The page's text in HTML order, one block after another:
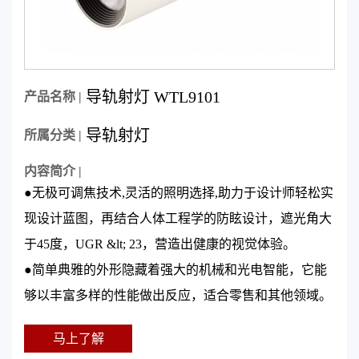
产品名称 | 导轨射灯 WTL9101
所属分类 | 导轨射灯
内容简介 |
●无极可调焦技术,灵活的照明选择,助力于设计师轻松实
现设计蓝图，再结合人体工程学的防眩设计，遮光角大
于45度，UGR &lt; 23，营造出健康的视觉体验。
●简单典雅的外形隐藏着强大的机械和光电智能，它能
够以丰富多样的性能做出反应，适合零售和其他领域。
马上了解